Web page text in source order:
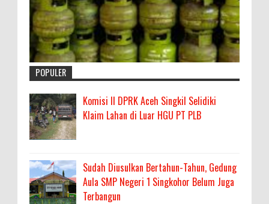
POPULER
Komisi II DPRK Aceh Singkil Selidiki
Klaim Lahan di Luar HGU PT PLB
Sudah Diusulkan Bertahun-Tahun, Gedung
Aula SMP Negeri 1 Singkohor Belum Juga
Terbangun